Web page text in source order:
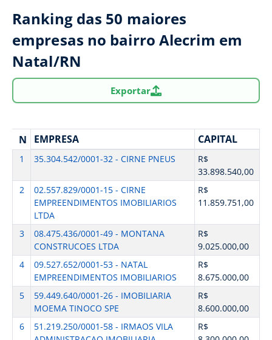
Ranking das 50 maiores
empresas no bairro Alecrim em
Natal/RN
Exportar
N EMPRESA CAPITAL
1 35.304.542/0001-32 - CIRNE PNEUS
R$
33.898.540,00
2
02.557.829/0001-15 - CIRNE
EMPREENDIMENTOS IMOBILIARIOS
LTDA
R$
11.859.751,00
3
08.475.436/0001-49 - MONTANA
CONSTRUCOES LTDA
R$
9.025.000,00
4
09.527.652/0001-53 - NATAL
EMPREENDIMENTOS IMOBILIARIOS
R$
8.675.000,00
5
59.449.640/0001-26 - IMOBILIARIA
MOEMA TINOCO SPE
R$
8.600.000,00
6
51.219.250/0001-58 - IRMAOS VILA
R$